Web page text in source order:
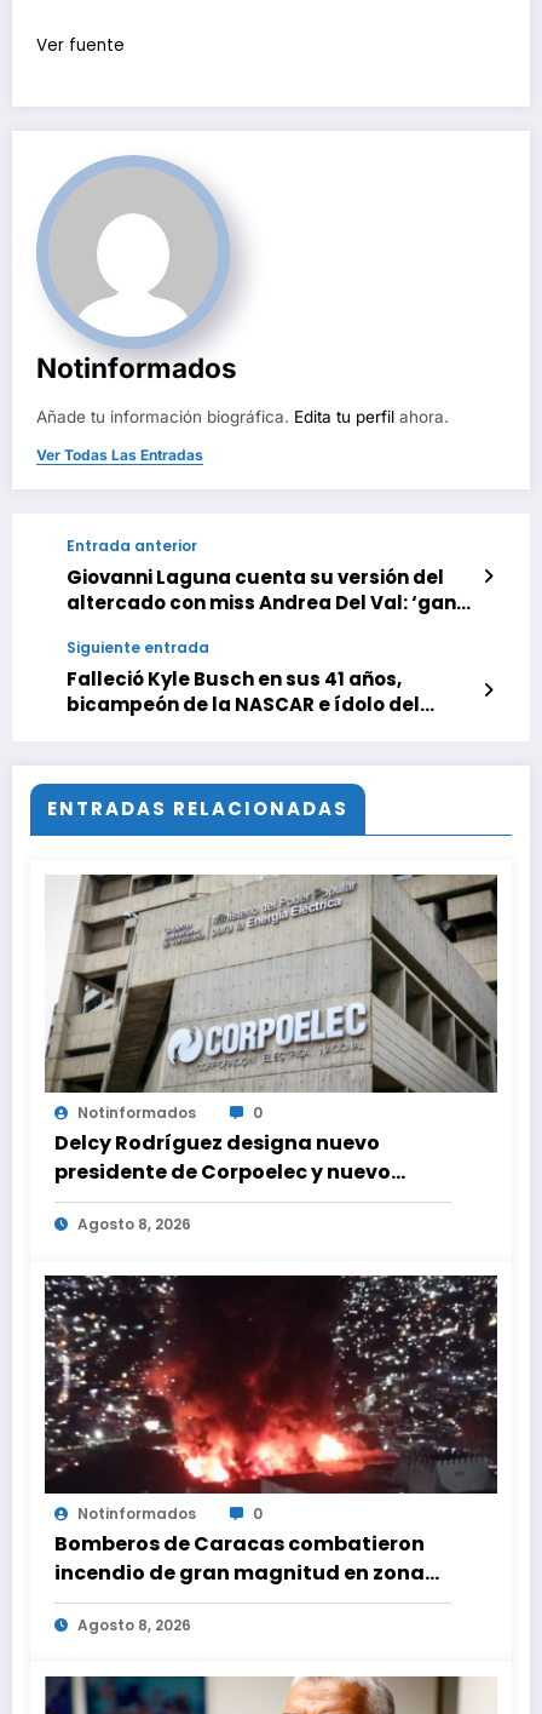
Ver fuente
Notinformados
Añade tu información biográfica. Edita tu perfil ahora.
Ver Todas Las Entradas
Entrada anterior
Giovanni Laguna cuenta su versión del
altercado con miss Andrea Del Val: ‘ganó
Siguiente entrada
Falleció Kyle Busch en sus 41 años,
bicampeón de la NASCAR e ídolo del
ENTRADAS RELACIONADAS
Notinformados 0
Delcy Rodríguez designa nuevo
presidente de Corpoelec y nuevo
viceministro de Servicios Eléctricos
Agosto 8, 2026
Notinformados 0
Bomberos de Caracas combatieron
incendio de gran magnitud en zona
industrial de El Llanito
Agosto 8, 2026